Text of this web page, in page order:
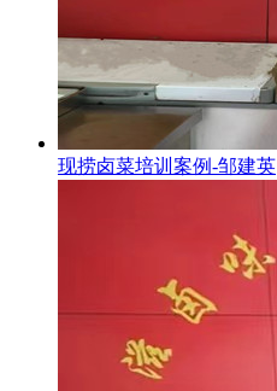
现捞卤菜培训案例-邹建英